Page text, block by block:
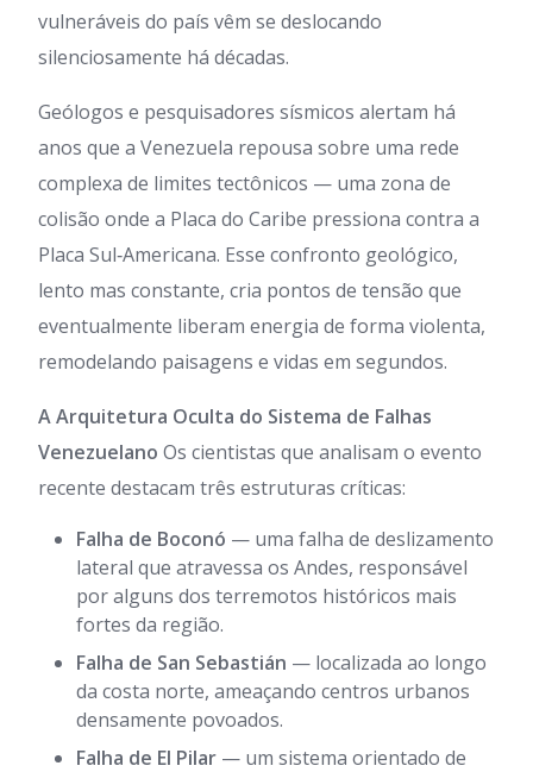
vulneráveis do país vêm se deslocando
silenciosamente há décadas.
Geólogos e pesquisadores sísmicos alertam há
anos que a Venezuela repousa sobre uma rede
complexa de limites tectônicos — uma zona de
colisão onde a Placa do Caribe pressiona contra a
Placa Sul‑Americana. Esse confronto geológico,
lento mas constante, cria pontos de tensão que
eventualmente liberam energia de forma violenta,
remodelando paisagens e vidas em segundos.
A Arquitetura Oculta do Sistema de Falhas
Venezuelano Os cientistas que analisam o evento
recente destacam três estruturas críticas:
Falha de Boconó — uma falha de deslizamento
lateral que atravessa os Andes, responsável
por alguns dos terremotos históricos mais
fortes da região.
Falha de San Sebastián — localizada ao longo
da costa norte, ameaçando centros urbanos
densamente povoados.
Falha de El Pilar — um sistema orientado de